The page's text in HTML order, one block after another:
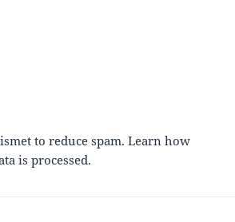
to reduce spam.Learn how
is processed.